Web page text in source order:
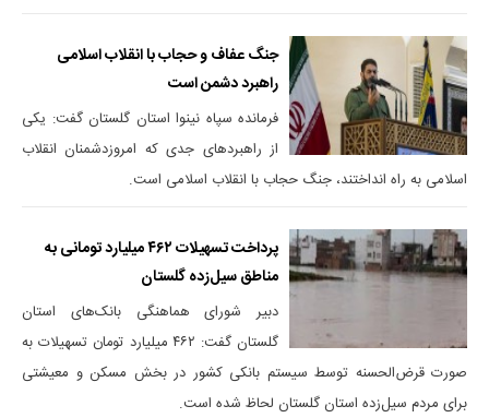
جنگ عفاف و حجاب با انقلاب اسلامی
راهبرد دشمن است
فرمانده سپاه نینوا استان گلستان گفت: یکی
از راهبردهای جدی که امروزدشمنان انقلاب
اسلامی به راه انداختند، جنگ حجاب با انقلاب اسلامی است.
پرداخت تسهیلات ۴۶۲ میلیارد تومانی به
مناطق سیل‌زده گلستان
دبیر شورای هماهنگی بانک‌های استان
گلستان گفت: ۴۶۲ میلیارد تومان تسهیلات به
صورت قرض‌الحسنه توسط سیستم بانکی کشور در بخش مسکن و معیشتی
برای مردم سیل‌زده استان گلستان لحاظ شده است.